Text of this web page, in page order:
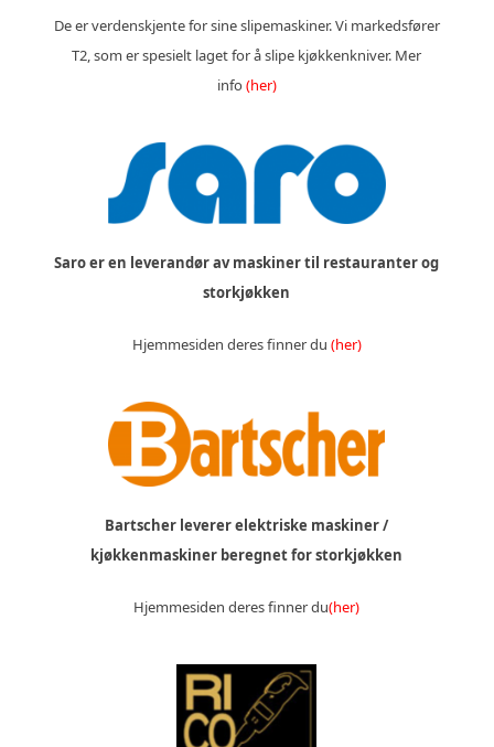
De er verdenskjente for sine slipemaskiner. Vi markedsfører
T2, som er spesielt laget for å slipe kjøkkenkniver. Mer
info (her)
Saro er en leverandør av maskiner til restauranter og
storkjøkken
Hjemmesiden deres finner du (her)
Bartscher leverer elektriske maskiner /
kjøkkenmaskiner beregnet for storkjøkken
Hjemmesiden deres finner du(her)